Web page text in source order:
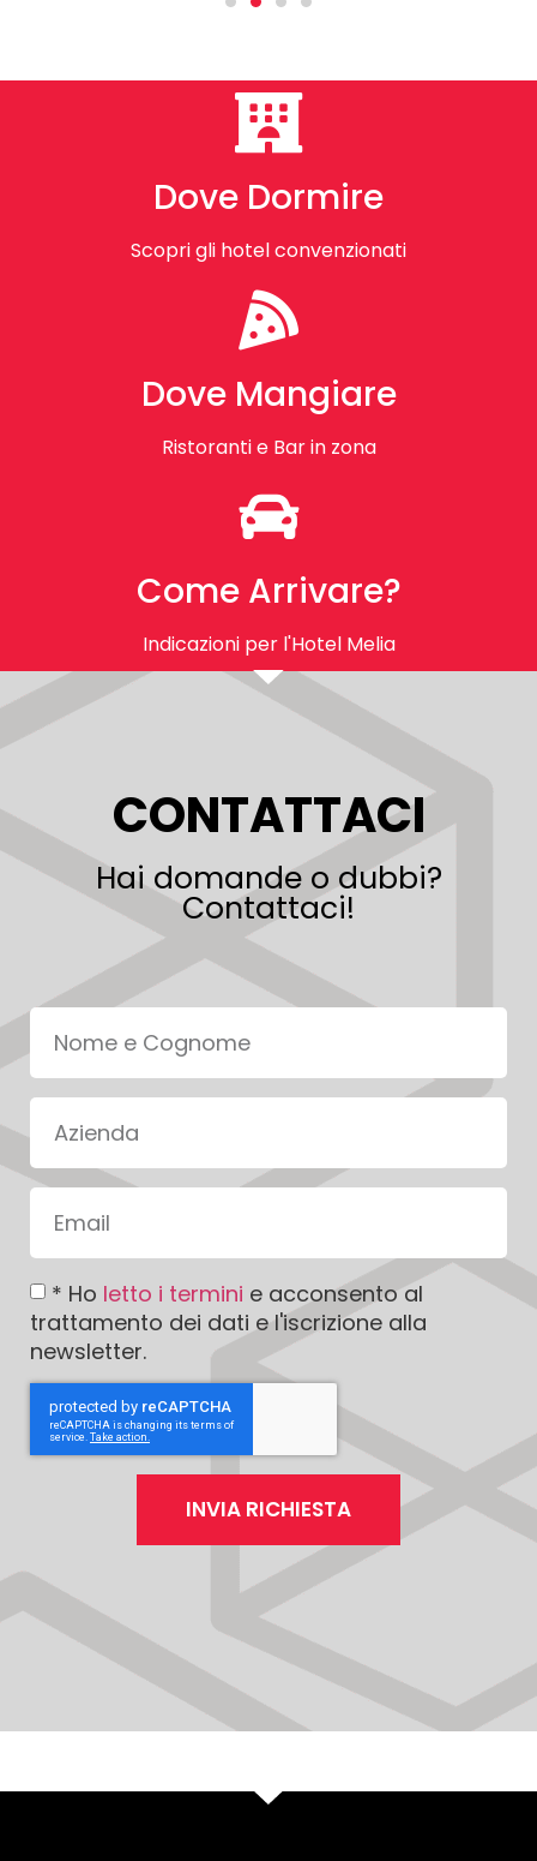
Dove Dormire
Scopri gli hotel convenzionati
Dove Mangiare
Ristoranti e Bar in zona
Come Arrivare?
Indicazioni per l'Hotel Melia
CONTATTACI
Hai domande o dubbi?
Contattaci!
* Ho letto i termini e acconsento al
trattamento dei dati e l'iscrizione alla
newsletter.
INVIA RICHIESTA